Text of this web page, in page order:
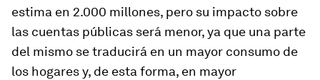
estima en 2.000 millones, pero su impacto sobre
las cuentas públicas será menor, ya que una parte
del mismo se traducirá en un mayor consumo de
los hogares y, de esta forma, en mayor